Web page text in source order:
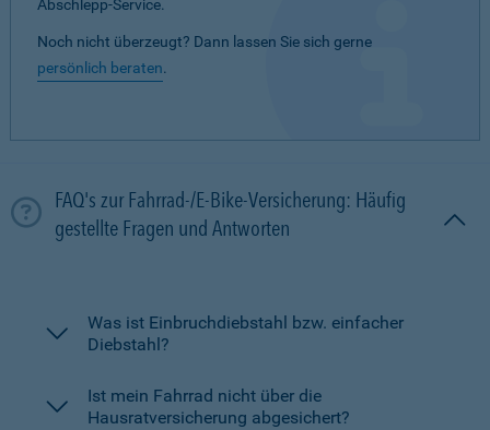
Abschlepp-Service.
Noch nicht überzeugt? Dann lassen Sie sich gerne
persönlich beraten.
FAQ's zur Fahrrad-/E-Bike-Versicherung: Häufig
gestellte Fragen und Antworten
Was ist Einbruchdiebstahl bzw. einfacher
Diebstahl?
Ist mein Fahrrad nicht über die
Hausratversicherung abgesichert?